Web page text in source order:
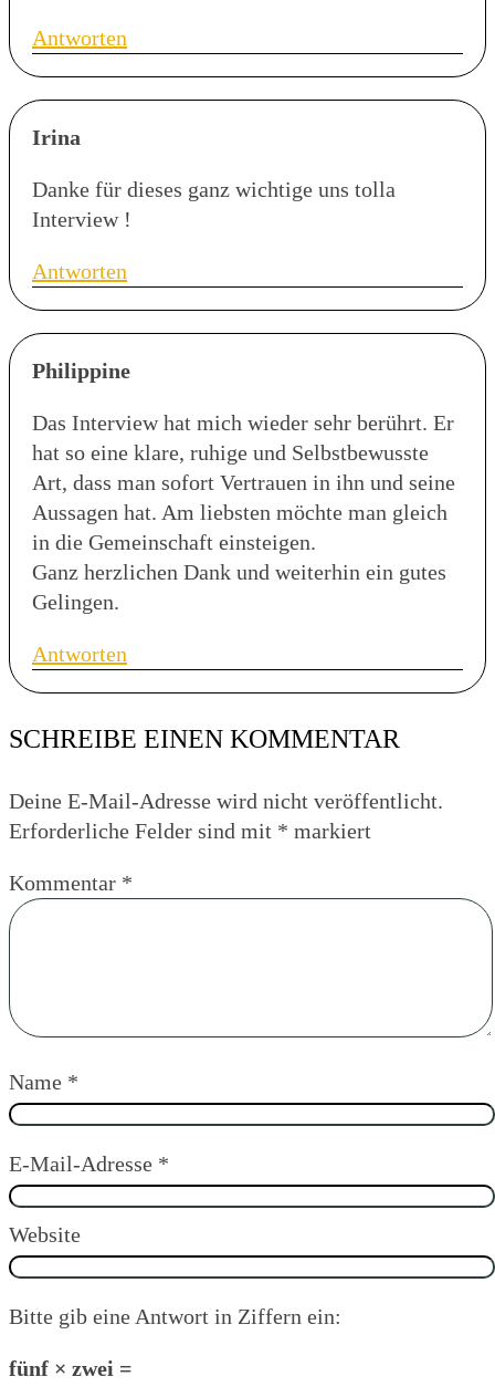
Antworten
Irina
Danke für dieses ganz wichtige uns tolla
Interview !
Antworten
Philippine
Das Interview hat mich wieder sehr berührt. Er
hat so eine klare, ruhige und Selbstbewusste
Art, dass man sofort Vertrauen in ihn und seine
Aussagen hat. Am liebsten möchte man gleich
in die Gemeinschaft einsteigen.
Ganz herzlichen Dank und weiterhin ein gutes
Gelingen.
Antworten
SCHREIBE EINEN KOMMENTAR
Deine E-Mail-Adresse wird nicht veröffentlicht.
Erforderliche Felder sind mit * markiert
Kommentar *
Name *
E-Mail-Adresse *
Website
Bitte gib eine Antwort in Ziffern ein:
fünf × zwei =